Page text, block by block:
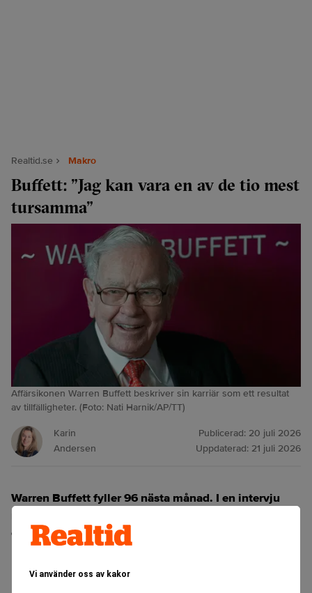
Vi använder oss av kakor
Realtid.se Makro
Buffett: ”Jag kan vara en av de tio mest
tursamma”
Affärsikonen Warren Buffett beskriver sin karriär som ett resultat
av tillfälligheter. (Foto: Nati Harnik/AP/TT)
Karin
Andersen
Publicerad: 20 juli 2026
Uppdaterad: 21 juli 2026
Warren Buffett fyller 96 nästa månad. I en intervju
och beskriver den som ett resultat av tillfälligheter.